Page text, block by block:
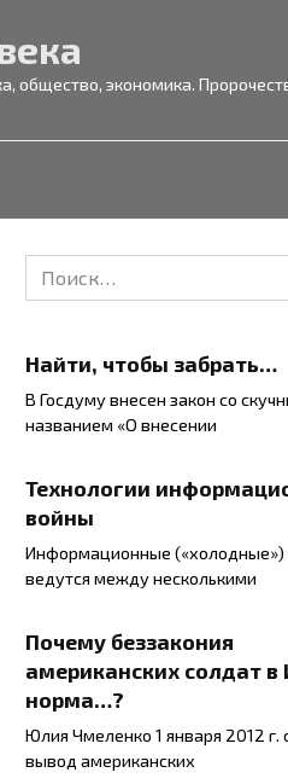
общество, экономика.
Search
for:
Найти, чтобы забрать…
В Госдуму внесен закон со
названием «О внесении
Технологии
войны
Информационные («холодные»)
ведутся между несколькими
Почему беззакония
американских солдат в
норма…?
Юлия Чмеленко 1 января 2012 г.
вывод американских